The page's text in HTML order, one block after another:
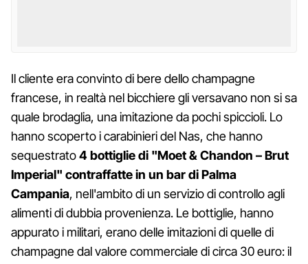
Il cliente era convinto di bere dello champagne
francese, in realtà nel bicchiere gli versavano non si sa
quale brodaglia, una imitazione da pochi spiccioli. Lo
hanno scoperto i carabinieri del Nas, che hanno
sequestrato4 bottiglie di "Moet & Chandon – Brut
Imperial" contraffatte in un bar di Palma
Campania, nell'ambito di un servizio di controllo agli
alimenti di dubbia provenienza. Le bottiglie, hanno
appurato i militari, erano delle imitazioni di quelle di
champagne dal valore commerciale di circa 30 euro: il